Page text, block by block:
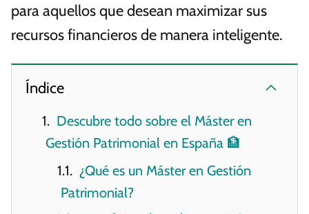
para aquellos que desean maximizar sus
recursos financieros de manera inteligente.
Índice
Descubre todo sobre el Máster en
Gestión Patrimonial en España 🏦
¿Qué es un Máster en Gestión
Patrimonial?